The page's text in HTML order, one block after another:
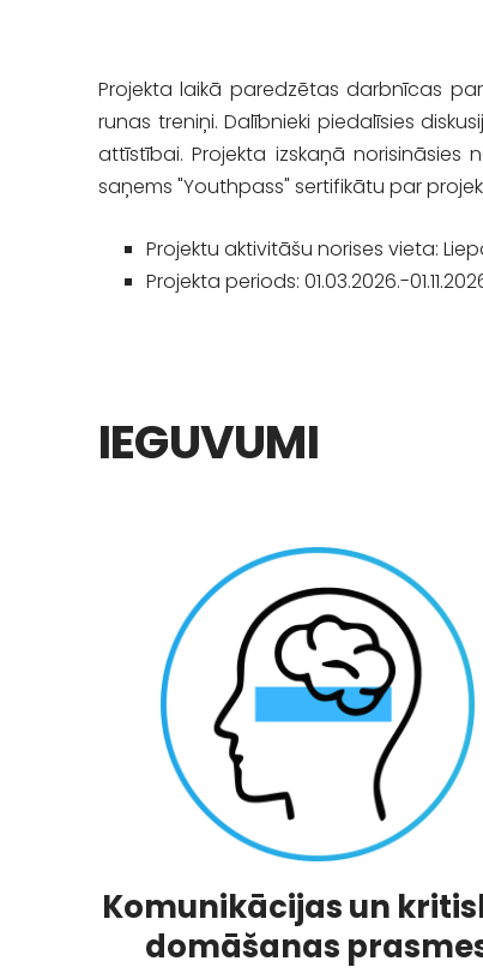
Projekta laikā paredzētas darbnīcas
runas treniņi. Dalībnieki piedalīsies
attīstībai. Projekta izskaņā
saņems "Youthpass" sertifikātu par
Projektu aktivitāšu norises vieta:
Projekta periods: 01.03.2026.-
IEGUVUMI
Komunikācijas un
domāšanas